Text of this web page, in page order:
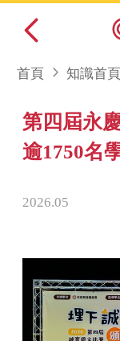
首頁 知識首頁
第四屆永
逾1750名
2026.05